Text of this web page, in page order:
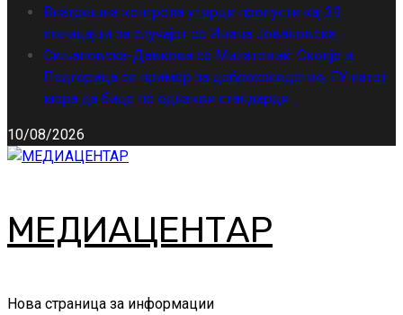
Внатрешна контрола утврди пропусти кај 39
полицајци за случајот со Ивана Јовановска
Сиљановска-Давкова со Милатовиќ: Скопје и
Подгорица се пример за добрососедство, ЕУ патот
мора да биде по еднакви стандарди
10/08/2026
МЕДИАЦЕНТАР
Нова страница за информации